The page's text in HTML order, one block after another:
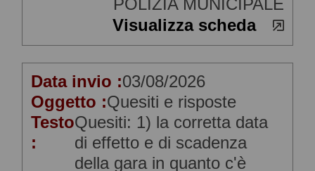
Visualizza scheda
Data invio :03/08/2026
Oggetto :Quesiti e risposte
Testo
:
Quesiti: 1) la corretta data
di effetto e di scadenza
della gara in quanto c'è